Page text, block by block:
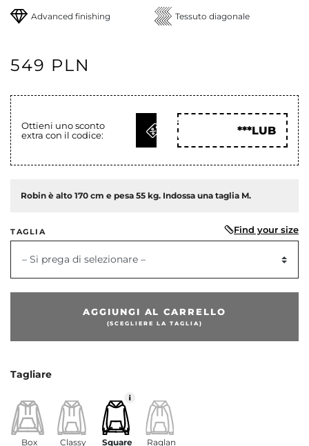
Advanced finishing Tessuto diagonale
549 PLN
Ottieni uno sconto
extra con il codice:
OTTIENI
COD
***LUB
Robin è alto 170 cm e pesa 55 kg. Indossa una taglia M.
TAGLIA Find your size
– Si prega di selezionare –
AGGIUNGI AL CARRELLO
(SCEGLIERE LA TAGLIA)
Tagliare
Box
Classy
Square
Raglan